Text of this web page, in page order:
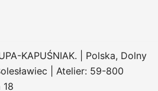
KAPUŚNIAK. | Polska, Dolny
| Atelier: 59-800
18